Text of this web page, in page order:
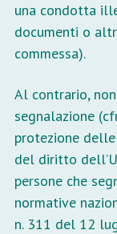
una condotta
documenti o
commessa).
Al contrario,
segnalazione
protezione
del diritto
persone che
normative
n. 311 del 12